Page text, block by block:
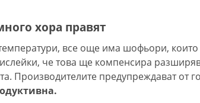
хора правят
все още има шофьори,
че това ще компенсира
Производителите предупреждават от